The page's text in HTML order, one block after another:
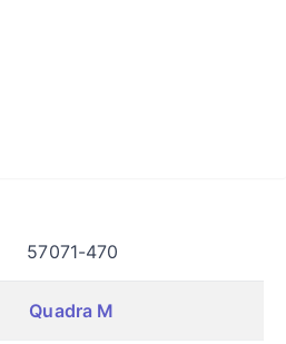
57071-470
Quadra M